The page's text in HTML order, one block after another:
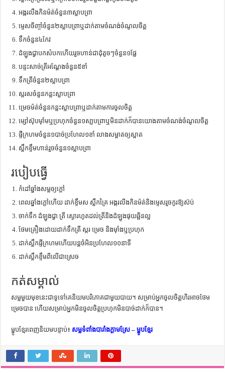
អង្ករលឺងកិនម៉ត់ចំនួន៣ស្លាបព្រា
ម្ទេសចិញ្ចាំចំនួន២ស្លាបព្រាឬដាក់តាមចំណង់ចំណូលចិត្ត
ទឹកចំនួន៤កែវ
ដំឡូងជ្វាបកសំបកហើយរួចហាន់ជាដុំតូចៗចំនួន១ផ្លែ
បន្ទះសាច់ត្រីអណ្តែងចំនួន៥ខាំ
ទឹកត្រីចំនួន២ស្លាបព្រា
ស្ករសចំនួនកន្លះស្លាបព្រា
ម្រេចម៉ត់ចំនួនកន្លះស្លាបព្រាឬដាក់តាមការចូលចិត្ត
ម្សៅស៊ុបម៉ាំមឬប្រហុកចំនួន១សា្លបព្រាឬមិនដាក់ក៏បានយោងតាមចំណង់ចំណូលចិត្ត
ផ្ទីក្រហមចំនួន១បាច់ប្រហែល១ខាំ លាងសម្អាតឲ្យស្អាត
ស្លឹកខ្ទឹមហាន់រួចចំនួន១ស្លាបព្រា
របៀបធ្វើ
កំដៅឆ្នាំងសម្លឲ្យក្តៅ
ពេលឆ្នាំងក្តៅហើយ ដាក់ខ្ទឹមស ស្លឹកគ្រៃ អង្ករលីងកិនម៉ត់និងម្ទេសរួចកូរឱ្យស៊ប់
ចាក់ទឹក ដំឡូងជ្វា ត្រី ស្ងោរហូតដល់ត្រីនិងដំឡូងផុយឆ្អិនល្អ
ថែមគ្រឿងដោយដាក់ទឹកត្រី ស្ករ ម្រេច និងម៉ាំងឬប្រហុក
ដាក់ស្លឹកផ្ទីក្រហមហើយបន្តចំអិនប្រហែល១០នាទី
ដាក់ស្លឹកខ្ទឹមពីលើជាស្រេច
កត់សម្គាល់
សម្លមួយមុខនេះជាទូទៅគេនិយមបរិភោគជាមួយបាយ។ សម្រាប់អ្នកចូលចិត្តហិរអាចថែម
ម្រេចបាន ហើយសម្រាប់អ្នកមិនចូលចិត្តប្រហុកមិនបាច់ដាក់ក៏បាន។
ម្ហូបខ្មែរពេញនិយមបន្ទាប់៖ សម្លទំពាំងបារាំងក្តាមស្រែ – ម្ហូបខ្មែរ